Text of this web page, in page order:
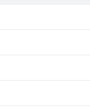
à une ou plusieurs